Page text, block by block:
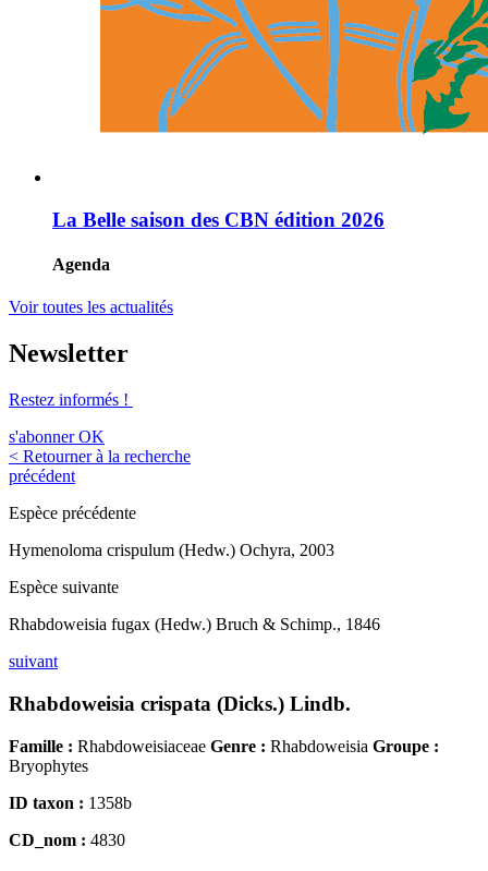
La Belle saison des CBN édition 2026
Agenda
Voir toutes les actualités
Newsletter
Restez informés !
s'abonner OK
< Retourner à la recherche
précédent
Espèce précédente
Hymenoloma crispulum (Hedw.) Ochyra, 2003
Espèce suivante
Rhabdoweisia fugax (Hedw.) Bruch & Schimp., 1846
suivant
Rhabdoweisia crispata (Dicks.) Lindb.
Famille : Rhabdoweisiaceae Genre : Rhabdoweisia Groupe :
Bryophytes
ID taxon : 1358b
CD_nom : 4830